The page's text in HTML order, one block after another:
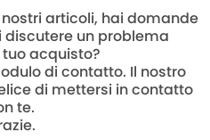
articoli, hai domande
discutere un problema
acquisto?
di contatto. Il nostro
di mettersi in contatto
te.